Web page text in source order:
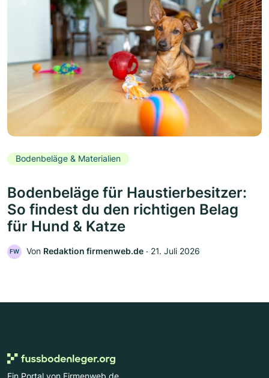
Bodenbeläge & Materialien
Bodenbeläge für Haustierbesitzer:
So findest du den richtigen Belag
für Hund & Katze
FW Von Redaktion firmenweb.de ‧ 21. Juli 2026
Ein Portal von Firmenweb.de